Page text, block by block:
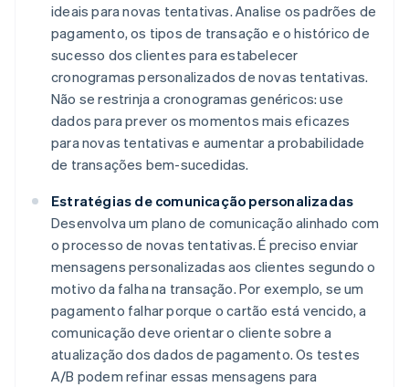
ideais para novas tentativas. Analise os padrões de
pagamento, os tipos de transação e o histórico de
sucesso dos clientes para estabelecer
cronogramas personalizados de novas tentativas.
Não se restrinja a cronogramas genéricos: use
dados para prever os momentos mais eficazes
para novas tentativas e aumentar a probabilidade
de transações bem-sucedidas.
Estratégias de comunicação personalizadas
Desenvolva um plano de comunicação alinhado com
o processo de novas tentativas. É preciso enviar
mensagens personalizadas aos clientes segundo o
motivo da falha na transação. Por exemplo, se um
pagamento falhar porque o cartão está vencido, a
comunicação deve orientar o cliente sobre a
atualização dos dados de pagamento. Os testes
A/B podem refinar essas mensagens para